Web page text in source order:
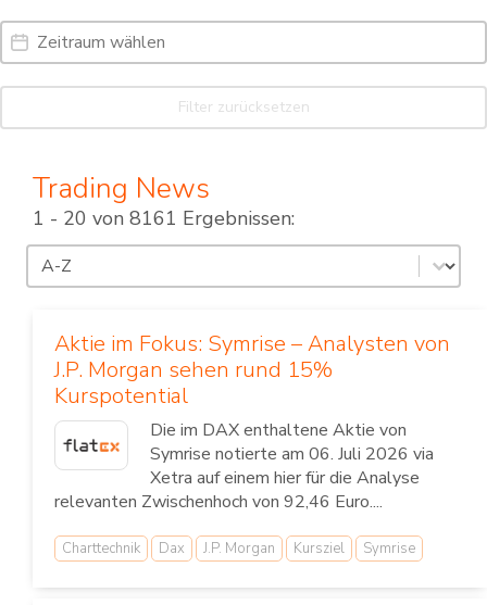
Date Range
Date
Filter zurücksetzen
Trading News
1 - 20 von 8161 Ergebnissen:
Sortierung
Sort content
Aktie im Fokus: Symrise – Analysten von
J.P. Morgan sehen rund 15%
Kurspotential
Die im DAX enthaltene Aktie von
Symrise notierte am 06. Juli 2026 via
Xetra auf einem hier für die Analyse
relevanten Zwischenhoch von 92,46 Euro....
Charttechnik Dax J.P. Morgan Kursziel Symrise